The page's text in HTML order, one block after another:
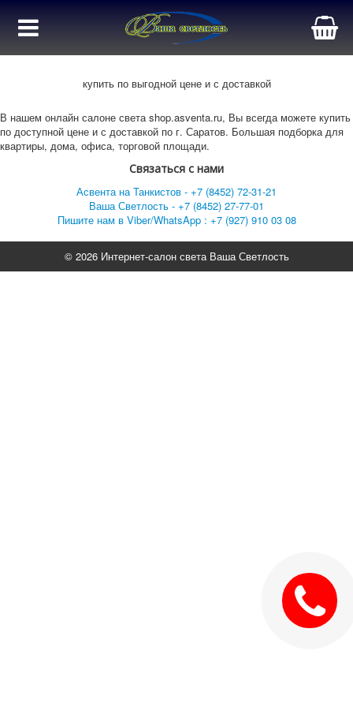
купить по выгодной цене и с доставкой
В нашем онлайн салоне света shop.asventa.ru, Вы всегда можете купить
по доступной цене и с доставкой по г. Саратов. Большая подборка для
квартиры, дома, офиса, торговой площади.
Связаться с нами
Асвента на Танкистов - +7 (8452) 72-31-21
Ваша Светлость - +7 (8452) 27-77-01
Пишите нам в Viber/WhatsApp : +7 (927) 910 03 08
© 2026 Интернет-салон света Ваша Светлость